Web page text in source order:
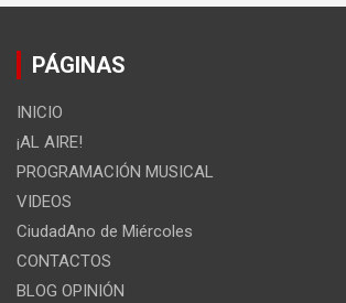
PÁGINAS
INICIO
¡AL AIRE!
PROGRAMACIÓN MUSICAL
VIDEOS
CiudadAno de Miércoles
CONTACTOS
BLOG OPINIÓN